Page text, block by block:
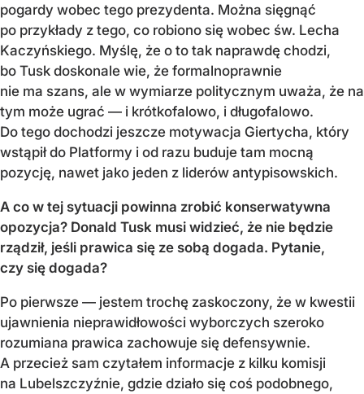
pogardy wobec tego prezydenta. Można sięgnąć
po przykłady z tego, co robiono się wobec św. Lecha
Kaczyńskiego. Myślę, że o to tak naprawdę chodzi,
bo Tusk doskonale wie, że formalnoprawnie
nie ma szans, ale w wymiarze politycznym uważa, że na
tym może ugrać — i krótkofalowo, i długofalowo.
Do tego dochodzi jeszcze motywacja Giertycha, który
wstąpił do Platformy i od razu buduje tam mocną
pozycję, nawet jako jeden z liderów antypisowskich.
A co w tej sytuacji powinna zrobić konserwatywna
opozycja? Donald Tusk musi widzieć, że nie będzie
rządził, jeśli prawica się ze sobą dogada. Pytanie,
czy się dogada?
Po pierwsze — jestem trochę zaskoczony, że w kwestii
ujawnienia nieprawidłowości wyborczych szeroko
rozumiana prawica zachowuje się defensywnie.
A przecież sam czytałem informacje z kilku komisji
na Lubelszczyźnie, gdzie działo się coś podobnego,